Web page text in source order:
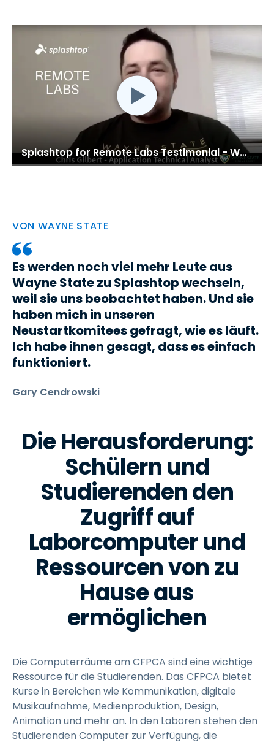
Splashtop for Remote Labs Testimonial - Wayne State
VON WAYNE STATE
Es werden noch viel mehr Leute aus
Wayne State zu Splashtop wechseln,
weil sie uns beobachtet haben. Und sie
haben mich in unseren
Neustartkomitees gefragt, wie es läuft.
Ich habe ihnen gesagt, dass es einfach
funktioniert.
Gary Cendrowski
Die Herausforderung:
Schülern und
Studierenden den
Zugriff auf
Laborcomputer und
Ressourcen von zu
Hause aus
ermöglichen
Die Computerräume am CFPCA sind eine wichtige
Ressource für die Studierenden. Das CFPCA bietet
Kurse in Bereichen wie Kommunikation, digitale
Musikaufnahme, Medienproduktion, Design,
Animation und mehr an. In den Laboren stehen den
Studierenden Computer zur Verfügung, die